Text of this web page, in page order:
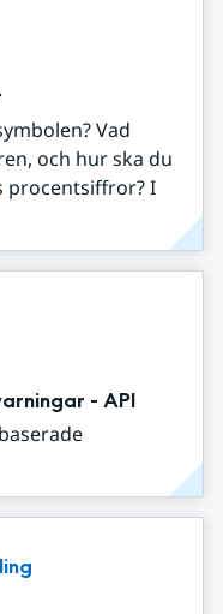
Vad
och hur ska du
procentsiffror? I
- API